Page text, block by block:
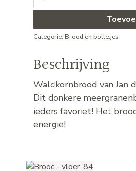
Categorie: Brood en bolletjes
Beschrijving
Waldkornbrood van Jan
Dit donkere
ieders favoriet! Het
energie!